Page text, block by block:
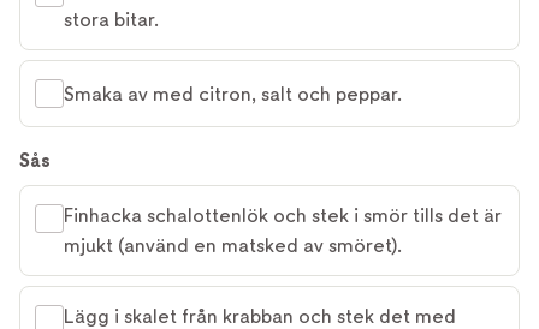
stora bitar.
Smaka av med citron, salt och peppar.
Sås
Finhacka schalottenlök och stek i smör tills det är
mjukt (använd en matsked av smöret).
Lägg i skalet från krabban och stek det med